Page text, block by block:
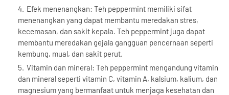
Efek menenangkan: Teh peppermint memiliki sifat
menenangkan yang dapat membantu meredakan stres,
kecemasan, dan sakit kepala. Teh peppermint juga dapat
membantu meredakan gejala gangguan pencernaan seperti
kembung, mual, dan sakit perut.
Vitamin dan mineral: Teh peppermint mengandung vitamin
dan mineral seperti vitamin C, vitamin A, kalsium, kalium, dan
magnesium yang bermanfaat untuk menjaga kesehatan dan